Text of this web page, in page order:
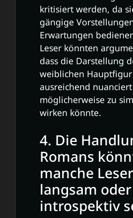
kritisiert werden, da
gängige
Erwartungen
Leser könnten
dass die Darstellung
weiblichen
ausreichend
möglicherweise zu
wirken könnte.
4. Die
Romans
manche
langsam
introspektiv